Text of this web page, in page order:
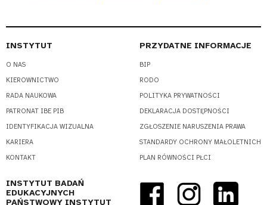
INSTYTUT
O NAS
KIEROWNICTWO
RADA NAUKOWA
PATRONAT IBE PIB
IDENTYFIKACJA WIZUALNA
KARIERA
KONTAKT
PRZYDATNE INFORMACJE
BIP
RODO
POLITYKA PRYWATNOŚCI
DEKLARACJA DOSTĘPNOŚCI
ZGŁOSZENIE NARUSZENIA PRAWA
STANDARDY OCHRONY MAŁOLETNICH
PLAN RÓWNOŚCI PŁCI
INSTYTUT BADAŃ
EDUKACYJNYCH
PAŃSTWOWY INSTYTUT